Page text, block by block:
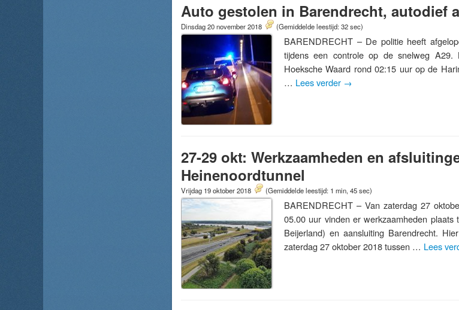
Auto gestolen in Barendrecht, autodief
Dinsdag 20 november 2018 (Gemiddelde leestijd: 32 sec)
BARENDRECHT – De politie heeft
tijdens een controle op de snelweg
Hoeksche Waard rond 02:15 uur op de
… Lees verder →
27-29 okt: Werkzaamheden en
Heinenoordtunnel
Vrijdag 19 oktober 2018 (Gemiddelde leestijd: 1 min, 45 sec)
BARENDRECHT – Van zaterdag 27
05.00 uur vinden er werkzaamheden
Beijerland) en aansluiting Barendrecht.
zaterdag 27 oktober 2018 tussen … Lees